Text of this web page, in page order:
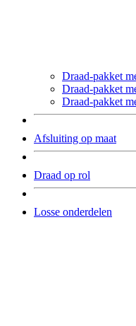
Draad-pakket
Draad-pakket
Draad-pakket
Afsluiting op maat
Draad op rol
Losse onderdelen